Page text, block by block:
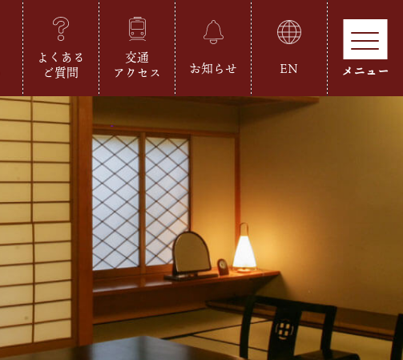
よくある
ご質問
交通
アクセス
お知らせ EN